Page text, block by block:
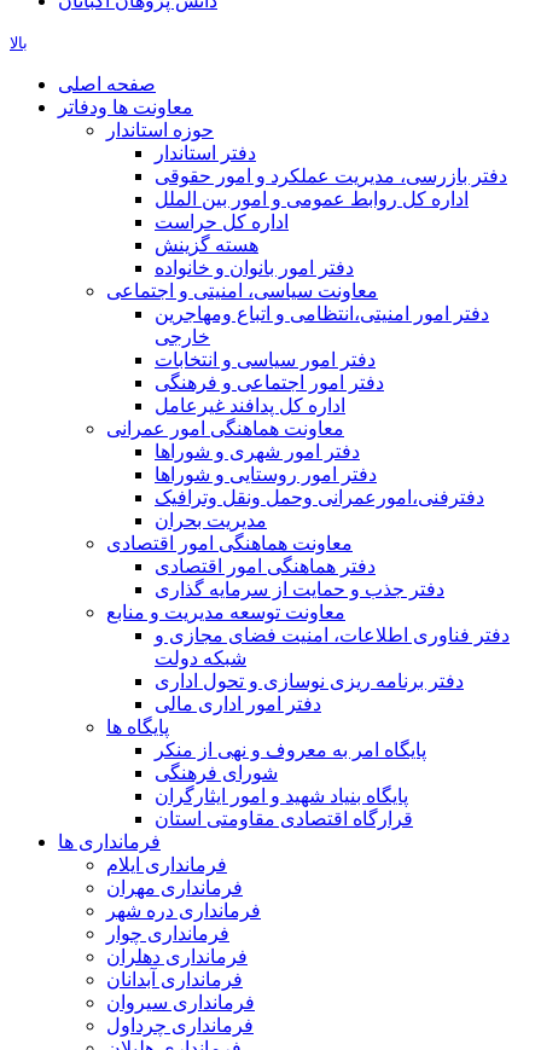
بالا
صفحه اصلی
معاونت ها ودفاتر
حوزه استاندار
دفتر استاندار
دفتر بازرسی، مدیریت عملکرد و امور حقوقی
اداره کل روابط عمومی و امور بین الملل
اداره کل حراست
هسته گزینش
دفتر امور بانوان و خانواده
معاونت سیاسی، امنیتی و اجتماعی
دفتر امور امنيتی،انتظامی و اتباع ومهاجرین
خارجی
دفتر امور سیاسی و انتخابات
دفتر امور اجتماعی و فرهنگی
اداره کل پدافند غیرعامل
معاونت هماهنگی امور عمرانی
دفتر امور شهری و شوراها
دفتر امور روستایی و شوراها
دفترفنی،امورعمرانی وحمل ونقل وترافيک
مدیریت بحران
معاونت هماهنگی امور اقتصادی
دفتر هماهنگی امور اقتصادی
دفتر جذب و حمایت از سرمایه گذاری
معاونت توسعه مدیریت و منابع
دفتر فناوری اطلاعات، امنیت فضای مجازی و
شبکه دولت
دفتر برنامه ریزی نوسازی و تحول اداری
دفتر امور اداری مالی
پایگاه ها
پایگاه امر به معروف و نهی از منکر
شورای فرهنگی
پایگاه بنیاد شهید و امور ایثارگران
قرارگاه اقتصادی مقاومتی استان
فرمانداری ها
فرمانداری ایلام
فرمانداری مهران
فرمانداری دره شهر
فرمانداری چوار
فرمانداری دهلران
فرمانداری آبدانان
فرمانداری سیروان
فرمانداری چرداول